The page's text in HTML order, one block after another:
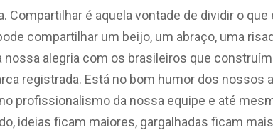
Compartilhar é aquela vontade de dividir o
compartilhar um beijo, um abraço, uma
nossa alegria com os brasileiros que
registrada. Está no bom humor dos nossos
profissionalismo da nossa equipe e até
ideias ficam maiores, gargalhadas ficam